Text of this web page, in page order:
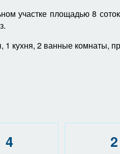
участке площадью 8
1 кухня, 2 ванные комнаты,
4 2